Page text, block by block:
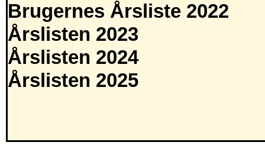
Brugernes Årsliste 2022
Årslisten 2023
Årslisten 2024
Årslisten 2025